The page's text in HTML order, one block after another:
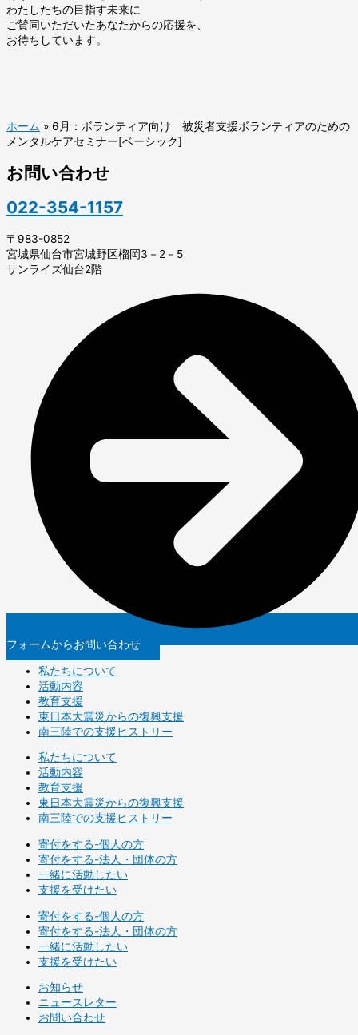
わたしたちの目指す未来に
ご賛同いただいたあなたからの応援を、
お待ちしています。
ホーム » 6月：ボランティア向け 被災者支援ボランティアのための
メンタルケアセミナー[ベーシック]
お問い合わせ
022-354-1157
〒983-0852
宮城県仙台市宮城野区榴岡3－2－5
サンライズ仙台2階​
フォームからお問い合わせ
私たちについて
活動内容
教育支援
東日本大震災からの復興支援
南三陸での支援ヒストリー
私たちについて
活動内容
教育支援
東日本大震災からの復興支援
南三陸での支援ヒストリー
寄付をする-個人の方
寄付をする-法人・団体の方
一緒に活動したい
支援を受けたい
寄付をする-個人の方
寄付をする-法人・団体の方
一緒に活動したい
支援を受けたい
お知らせ
ニュースレター
お問い合わせ